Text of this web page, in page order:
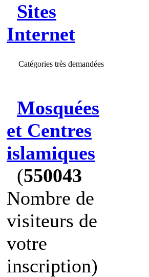
Sites
Internet
Catégories très demandées
Mosquées
et Centres
islamiques
(550043
Nombre de
visiteurs de
votre
inscription)